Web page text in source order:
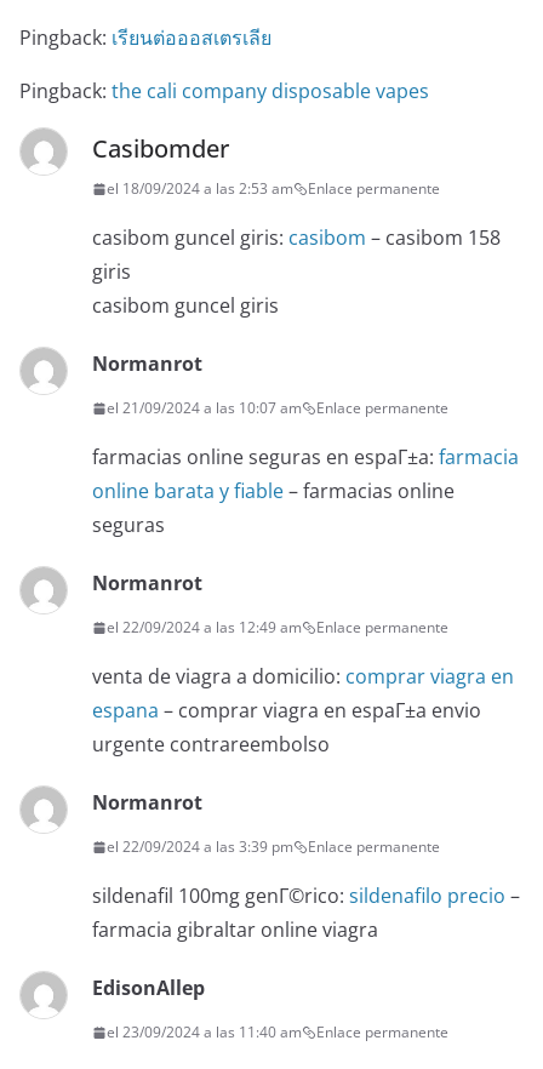
Pingback: เรียนต่อออสเตรเลีย
Pingback: the cali company disposable vapes
Casibomder
el 18/09/2024 a las 2:53 am Enlace permanente
casibom guncel giris: casibom – casibom 158
giris
casibom guncel giris
Normanrot
el 21/09/2024 a las 10:07 am Enlace permanente
farmacias online seguras en espaГ±a: farmacia
online barata y fiable– farmacias online
seguras
Normanrot
el 22/09/2024 a las 12:49 am Enlace permanente
venta de viagra a domicilio: comprar viagra en
espana – comprar viagra en espaГ±a envio
urgente contrareembolso
Normanrot
el 22/09/2024 a las 3:39 pm Enlace permanente
sildenafil 100mg genГ©rico: sildenafilo precio –
farmacia gibraltar online viagra
EdisonAllep
el 23/09/2024 a las 11:40 am Enlace permanente